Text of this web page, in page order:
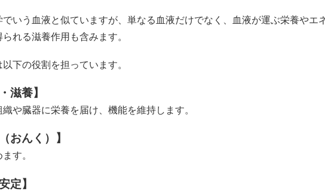
でいう血液と似ていますが、単なる血液だけでなく、血液が運ぶ栄養やエ
られる滋養作用も含みます。
以下の役割を担っています。
滋養】
や臓器に栄養を届け、機能を維持します。
おんく）】
す。
定】